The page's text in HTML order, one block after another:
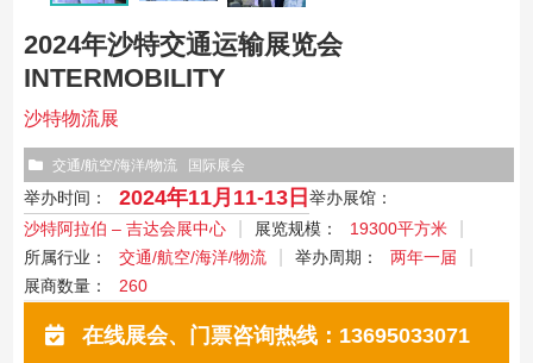
2024年沙特交通运输展览会
INTERMOBILITY
沙特物流展
交通/航空/海洋/物流 国际展会
举办时间： 2024年11月11-13日 举办展馆：
沙特阿拉伯 – 吉达会展中心
展览规模：
19300平方米
所属行业：
交通/航空/海洋/物流 举办周期：
两年一届
展商数量：
260
在线展会、门票咨询热线：13695033071